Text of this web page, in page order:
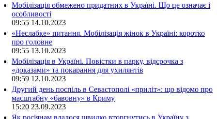
Мобілізація обмежено придатних в Україні. Що це означає і
особливості
09:55 14.10.2023
«Неслабке» питання. Мобілізація жінок в Україні: коротко
про головне
09:55 13.10.2023
Мобілізація в Україні. Повістки в парку, відсрочка з
«доказами» та покарання для ухилянтів
09:59 12.10.2023
Другий день поспіль в Севастополі «приліт»: що відомо про
масштабну «бавовну» в Криму
15:20 23.09.2023
Як росіянам вдалося швидко вторгнутись в Україну з